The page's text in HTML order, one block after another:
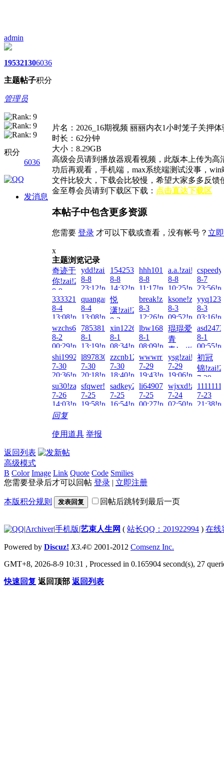
admin
1953
主题
2130
帖子
6036
积分
管理员
积分
6036
发消息
片名：2026_16期视频 丽丽内衣1小时笼子关押体
时长：62分钟
大小：8.29GB
高级会员请到播放器观看视频，此版本上传为
功后再观看，手机端，max系统端测试没事，
文件比较大，下载会比较慢，希望大家多多反
金至尊会员请到下载区下载： 点击直达下载区
本帖子中包含更多资源
您需要 登录 才可以下载或查看，没有帐号？ 立
x
主题浏览记录
奇迹于
你!zai!2026-
8-9
02:01!read!
ydd!zai!2026-
8-8
23:12!read!
1542538255!zai!2026-
8-8
14:32!read!
hhh101010!zai!2026-
8-8
11:17!read!
a.a.!zai!2026-
8-8
10:25!read!
8-7
333321!zai!2026-
8-4
13:08!read!
quangang157!zai!2026-
8-4
13:08!read!
悦
潇!zai!2026-
8-3
14:28!read!
break!zai!2026-
8-3
12:26!read!
ksone!zai!2026-
8-3
09:52!read!
8-3
wzchs666!zai!2026-
8-2
00:29!read!
785381577!zai!2026-
8-1
13:19!read!
xin122698!zai!2026-
8-1
08:34!read!
lbw16888!zai!2026-
8-1
08:09!read!
琨琨爱
青
青!zai!2026-
8-1
01:50!read!
8-1
shi19921228!zai!2026-
7-30
20:36!read!
l897830689!zai!2026-
7-30
20:18!read!
zzcnb123!zai!2026-
7-30
18:40!read!
wwwrr!zai!2026-
7-29
19:43!read!
ysg!zai!2026-
7-29
19:06!read!
初冠
锦
7-29
su30!zai!2026-
7-26
14:03!read!
sfqwer!zai!2026-
7-25
19:58!read!
sadkey2057!zai!2026-
7-25
16:54!read!
li649074346!zai!2026-
7-25
00:27!read!
wjxxd!zai!2026-
7-24
02:50!read!
7-23
回复
使用道具 举报
返回列表
高级模式
B Color Image Link Quote Code Smilies
您需要登录后才可以回帖 登录 | 立即注册
本版积分规则 发表回复 回帖后跳转到最后一页
|Archiver|手机版|艺束人生网 ( 站长QQ：201922994 ) 在线
Powered by Discuz! X3.4© 2001-2012 Comsenz Inc.
GMT+8, 2026-8-9 10:31 , Processed in 0.165904 second(s), 27
快速回复 返回顶部 返回列表